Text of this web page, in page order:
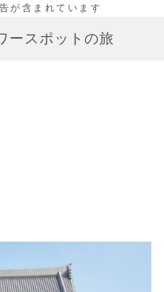
ースポットの旅